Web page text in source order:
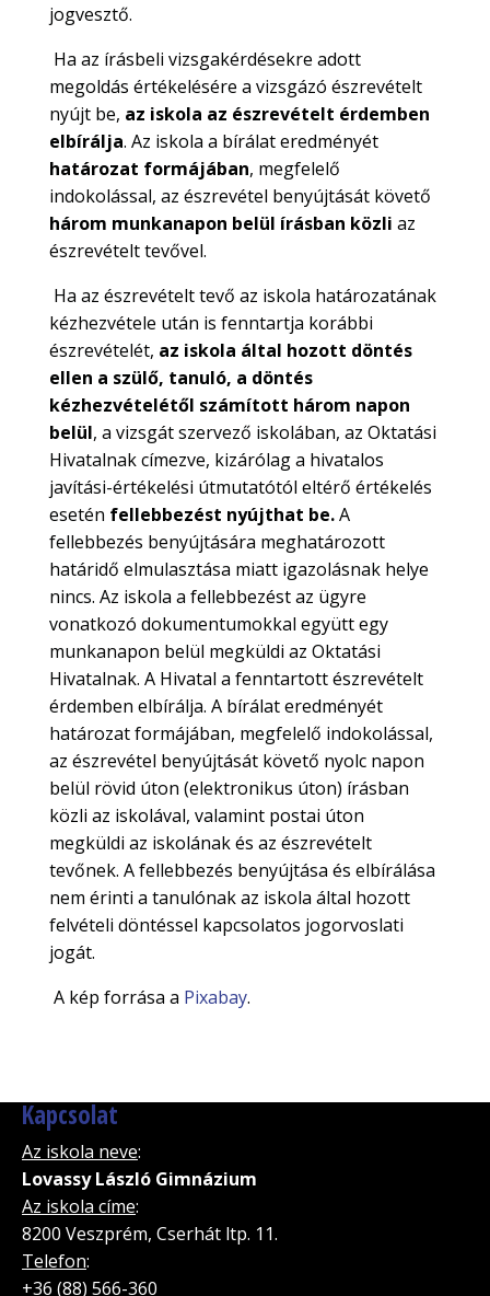
jogvesztő.
Ha az írásbeli vizsgakérdésekre adott
megoldás értékelésére a vizsgázó észrevételt
nyújt be, az iskola az észrevételt érdemben
elbírálja. Az iskola a bírálat eredményét
határozat formájában, megfelelő
indokolással, az észrevétel benyújtását követő
három munkanapon belül írásban közli az
észrevételt tevővel.
Ha az észrevételt tevő az iskola határozatának
kézhezvétele után is fenntartja korábbi
észrevételét, az iskola által hozott döntés
ellen a szülő, tanuló, a döntés
kézhezvételétől számított három napon
belül, a vizsgát szervező iskolában, az Oktatási
Hivatalnak címezve, kizárólag a hivatalos
javítási-értékelési útmutatótól eltérő értékelés
esetén fellebbezést nyújthat be.A
fellebbezés benyújtására meghatározott
határidő elmulasztása miatt igazolásnak helye
nincs. Az iskola a fellebbezést az ügyre
vonatkozó dokumentumokkal együtt egy
munkanapon belül megküldi az Oktatási
Hivatalnak. A Hivatal a fenntartott észrevételt
érdemben elbírálja. A bírálat eredményét
határozat formájában, megfelelő indokolással,
az észrevétel benyújtását követő nyolc napon
belül rövid úton (elektronikus úton) írásban
közli az iskolával, valamint postai úton
megküldi az iskolának és az észrevételt
tevőnek. A fellebbezés benyújtása és elbírálása
nem érinti a tanulónak az iskola által hozott
felvételi döntéssel kapcsolatos jogorvoslati
jogát.
A kép forrása a Pixabay.
Kapcsolat
Az iskola neve:
Lovassy László Gimnázium
Az iskola címe:
8200 Veszprém, Cserhát ltp. 11.
Telefon:
+36 (88) 566-360